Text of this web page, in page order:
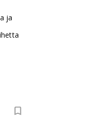
ja